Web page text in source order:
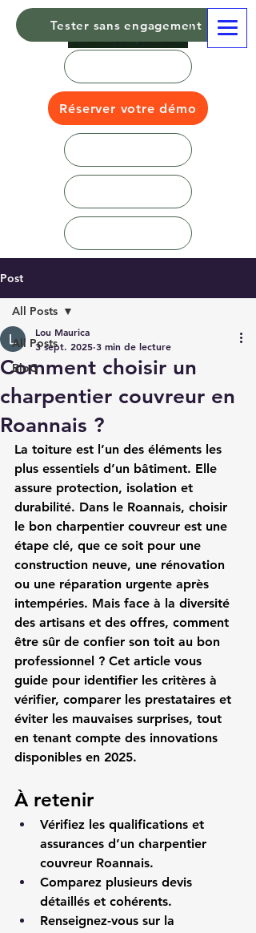
Tester sans engagement
Réserver votre démo
Post
All Posts
BloG
All Posts
Comment choisir un
charpentier couvreur en
Roannais ?
Lou Maurica
3 sept. 2025 3 min de lecture
La toiture est l’un des éléments les
plus essentiels d’un bâtiment. Elle
assure protection, isolation et
durabilité. Dans le Roannais, choisir
le bon charpentier couvreur est une
étape clé, que ce soit pour une
construction neuve, une rénovation
ou une réparation urgente après
intempéries. Mais face à la diversité
des artisans et des offres, comment
être sûr de confier son toit au bon
professionnel ? Cet article vous
guide pour identifier les critères à
vérifier, comparer les prestataires et
éviter les mauvaises surprises, tout
en tenant compte des innovations
disponibles en 2025.
À retenir
Vérifiez les qualifications et
assurances d’un charpentier
couvreur Roannais.
Comparez plusieurs devis
détaillés et cohérents.
Renseignez-vous sur la